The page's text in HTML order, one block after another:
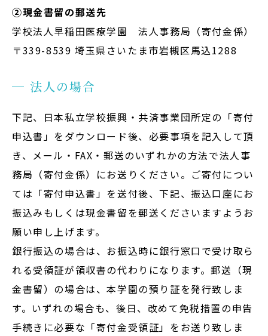
②現金書留の郵送先
学校法人早稲田医療学園 法人事務局（寄付金係）
〒339-8539 埼玉県さいたま市岩槻区馬込1288
法人の場合
下記、日本私立学校振興・共済事業団所定の「寄付
申込書」をダウンロード後、必要事項を記入して頂
き、メール・FAX・郵送のいずれかの方法で法人事
務局（寄付金係）にお送りください。ご寄付につい
ては「寄付申込書」を送付後、下記、振込口座にお
振込みもしくは現金書留を郵送くださいますようお
願い申し上げます。
銀行振込の場合は、お振込時に銀行窓口で受け取ら
れる受領証が領収書の代わりになります。郵送（現
金書留）の場合は、本学園の預り証を発行致しま
す。いずれの場合も、後日、改めて免税措置の申告
手続きに必要な「寄付金受領証」をお送り致しま